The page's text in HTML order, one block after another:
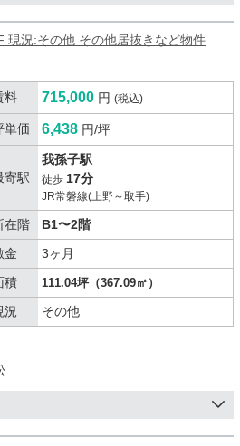
現況:その他 その他居抜きなど物件
料 715,000 円 (税込)
単価 6,438 円/坪
寄駅
我孫子駅
徒歩 17分
JR常磐線(上野～取手)
在階
B1〜2階
金
3ヶ月
積
111.04坪（367.09㎡）
況 その他